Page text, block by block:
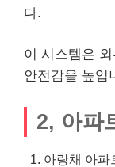
다.
이 시스템은
안전감을 높입
2, 아파
아랑채 아파